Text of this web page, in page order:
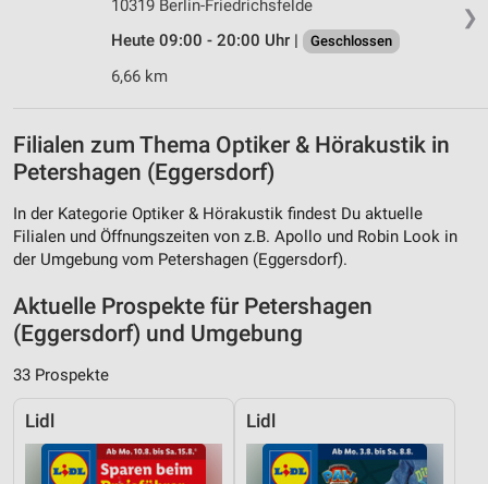
❯
10319 Berlin-Friedrichsfelde
Heute 09:00 - 20:00 Uhr |
Geschlossen
6,66 km
Filialen zum Thema Optiker & Hörakustik in
Petershagen (Eggersdorf)
In der Kategorie Optiker & Hörakustik findest Du aktuelle
Filialen und Öffnungszeiten von z.B. Apollo und Robin Look in
der Umgebung vom Petershagen (Eggersdorf).
Aktuelle Prospekte für Petershagen
(Eggersdorf) und Umgebung
33 Prospekte
Lidl Lidl